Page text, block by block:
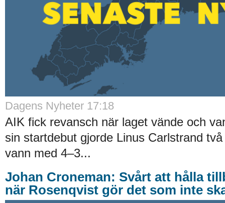
Dagens Nyheter 17:18
AIK fick revansch när laget vände och
sin startdebut gjorde Linus Carlstrand
vann med 4–3...
Johan Croneman: Svårt att hålla
när Rosenqvist gör det som inte